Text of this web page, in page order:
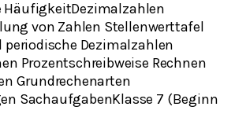
HäufigkeitDezimalzahlen
von Zahlen Stellenwerttafel
periodische Dezimalzahlen
Prozentschreibweise Rechnen
Grundrechenarten
SachaufgabenKlasse 7 (Beginn